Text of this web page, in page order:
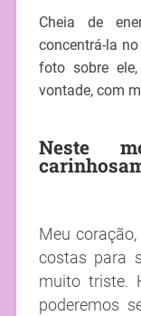
Cheia de
concentrá-la
foto sobre
vontade, com
Neste
Meu
costas para
muito triste.
poderemos